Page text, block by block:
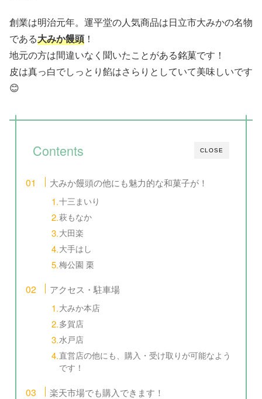
創業は明治元年。運平堂の人気商品は日立市大みかの名物
である大みか饅頭 ！
地元の方は間違いなく聞いたことがある銘菓です！
皮は真っ白でしっとり餡はさらりとしていて美味しいです
😊
CLOSE
Contents
大みか饅頭の他にも魅力的な和菓子が！
十三まいり
萩もなか
大田楽
大手はし
梅公園 栗
アクセス・駐車場
大みか本店
多賀店
水戸店
直営店の他にも、購入・受け取りが可能なよう
です！
楽天市場でも購入できます！